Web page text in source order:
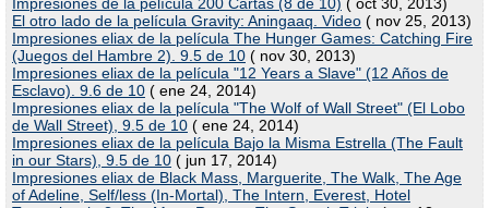
El otro lado de la película Gravity: Aningaaq. Video ( nov 25, 2013)
Impresiones eliax de la película The Hunger Games: Catching Fire
(Juegos del Hambre 2). 9.5 de 10 ( nov 30, 2013)
Impresiones eliax de la película "12 Years a Slave" (12 Años de
Esclavo). 9.6 de 10 ( ene 24, 2014)
Impresiones eliax de la película "The Wolf of Wall Street" (El Lobo
de Wall Street), 9.5 de 10 ( ene 24, 2014)
Impresiones eliax de la película Bajo la Misma Estrella (The Fault
in our Stars), 9.5 de 10 ( jun 17, 2014)
Impresiones eliax de Black Mass, Marguerite, The Walk, The Age
of Adeline, Self/less (In-Mortal), The Intern, Everest, Hotel